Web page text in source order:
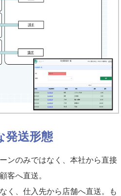
発送形態
ンのみではなく、本社から直接
客へ直送。
く、仕入先から店舗へ直送。も